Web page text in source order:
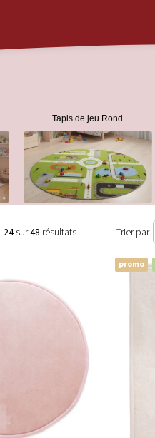
Tapis de jeu Rond
sur48 résultats Trier par
promo